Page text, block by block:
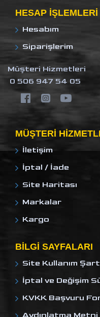
HESAP IŞLEMLERI
Hesabım
Siparişlerim
Müşteri Hizmetleri
0 506 947 54 05
MÜŞTERI
İletişim
İptal / İade
Site Haritası
Markalar
Kargo
BILGI SAYFALARI
Site Kullanım
İptal ve Değişim
KVKK Başvuru